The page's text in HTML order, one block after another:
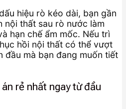
hiệu rò kéo dài, bạn gần
nội thất sau rò nước làm
hạn chế ẩm mốc. Nếu trì
hồi nội thất có thể vượt
đầu mà bạn đang muốn tiết
rẻ nhất ngay từ đầu